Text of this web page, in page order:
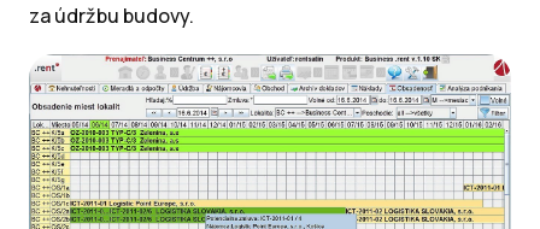
za údržbu budovy.